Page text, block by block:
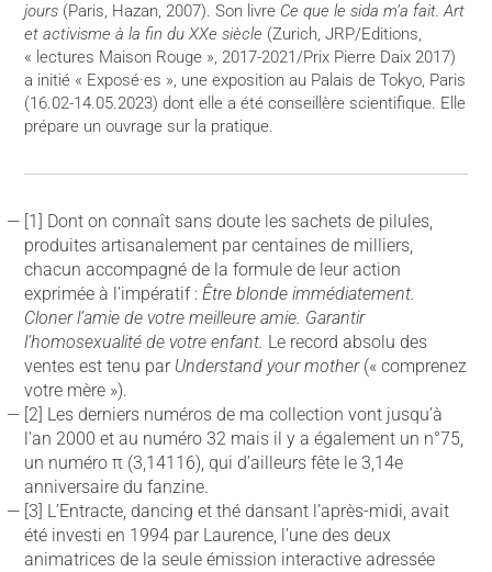
jours (Paris, Hazan, 2007). Son livre Ce que le sida m’a fait. Art
et activisme à la fin du XXe siècle (Zurich, JRP/Editions,
« lectures Maison Rouge », 2017-2021/Prix Pierre Daix 2017)
a initié « Exposé·es », une exposition au Palais de Tokyo, Paris
(16.02-14.05.2023) dont elle a été conseillère scientifique. Elle
prépare un ouvrage sur la pratique.
[1] Dont on connaît sans doute les sachets de pilules,
produites artisanalement par centaines de milliers,
chacun accompagné de la formule de leur action
exprimée à l’impératif :Être blonde immédiatement.
Cloner l’amie de votre meilleure amie. Garantir
l’homosexualité de votre enfant. Le record absolu des
ventes est tenu par Understand your mother(« comprenez
votre mère »).
[2] Les derniers numéros de ma collection vont jusqu’à
l’an 2000 et au numéro 32 mais il y a également un n°75,
un numéro π (3,14116), qui d’ailleurs fête le 3,14e
anniversaire du fanzine.
[3] L’Entracte, dancing et thé dansant l’après-midi, avait
été investi en 1994 par Laurence, l’une des deux
animatrices de la seule émission interactive adressée